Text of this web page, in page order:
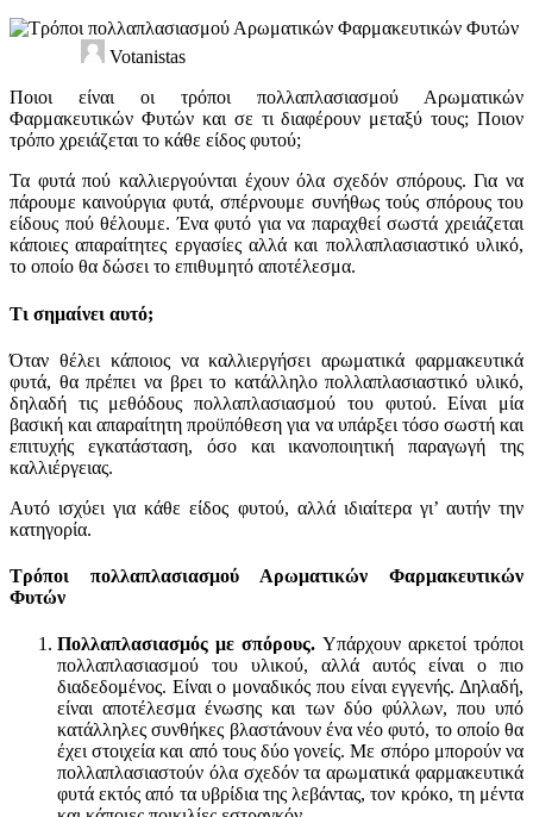
Votanistas
Ποιοι είναι οι τρόποι πολλαπλασιασμού Αρωματικών
Φαρμακευτικών Φυτών και σε τι διαφέρουν μεταξύ τους; Ποιον
τρόπο χρειάζεται το κάθε είδος φυτού;
Τα φυτά πού καλλιεργούνται έχουν όλα σχεδόν σπόρους. Για να
πάρουμε καινούργια φυτά, σπέρνουμε συνήθως τούς σπόρους του
είδους πού θέλουμε. Ένα φυτό για να παραχθεί σωστά χρειάζεται
κάποιες απαραίτητες εργασίες αλλά και πολλαπλασιαστικό υλικό,
το οποίο θα δώσει το επιθυμητό αποτέλεσμα.
Τι σημαίνει αυτό;
Όταν θέλει κάποιος να καλλιεργήσει αρωματικά φαρμακευτικά
φυτά, θα πρέπει να βρει το κατάλληλο πολλαπλασιαστικό υλικό,
δηλαδή τις μεθόδους πολλαπλασιασμού του φυτού. Είναι μία
βασική και απαραίτητη προϋπόθεση για να υπάρξει τόσο σωστή και
επιτυχής εγκατάσταση, όσο και ικανοποιητική παραγωγή της
καλλιέργειας.
Αυτό ισχύει για κάθε είδος φυτού, αλλά ιδιαίτερα γι’ αυτήν την
κατηγορία.
Τρόποι πολλαπλασιασμού Αρωματικών Φαρμακευτικών
Φυτών
Πολλαπλασιασμός με σπόρους. Υπάρχουν αρκετοί τρόποι
πολλαπλασιασμού του υλικού, αλλά αυτός είναι ο πιο
διαδεδομένος. Είναι ο μοναδικός που είναι εγγενής. Δηλαδή,
είναι αποτέλεσμα ένωσης και των δύο φύλλων, που υπό
κατάλληλες συνθήκες βλαστάνουν ένα νέο φυτό, το οποίο θα
έχει στοιχεία και από τους δύο γονείς. Με σπόρο μπορούν να
πολλαπλασιαστούν όλα σχεδόν τα αρωματικά φαρμακευτικά
φυτά εκτός από τα υβρίδια της λεβάντας, τον κρόκο, τη μέντα